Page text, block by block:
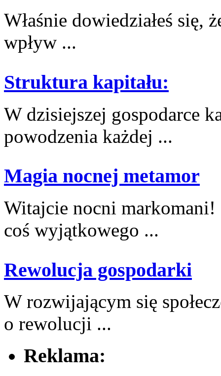
Właśnie dowiedziałeś się,
wpływ ...
Struktura kapitału:
W ⁤dzisiejszej gospodarce
powodzenia każdej ...
Magia nocnej metamor
Witajcie nocni
coś wyjątkowego ...
Rewolucja gospodarki
W rozwijającym się
o rewolucji ...
Reklama: